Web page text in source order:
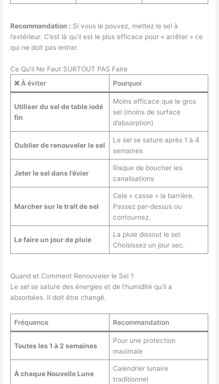
Recommandation : Si vous le pouvez, mettez le sel à
l’extérieur. C’est là qu’il est le plus efficace pour « arrêter » ce
qui ne doit pas entrer.
Ce Qu’il Ne Faut SURTOUT PAS Faire
❌ À éviter
Pourquoi
Utiliser du sel de table iodé
fin
Moins efficace que le gros
sel (moins de surface
d’absorption)
Oublier de renouveler le sel
Le sel se sature après 1 à 4
semaines
Jeter le sel dans l’évier
Risque de boucher les
canalisations
Marcher sur le trait de sel
Cela « casse » la barrière.
Passez par-dessus ou
contournez.
Le faire un jour de pluie
La pluie dissout le sel.
Choisissez un jour sec.
Quand et Comment Renouveler le Sel ?
Le sel se sature des énergies et de l’humidité qu’il a
absorbées. Il doit être changé.
Fréquence Recommandation
Toutes les 1 à 2 semaines
Pour une protection
maximale
À chaque Nouvelle Lune
Calendrier lunaire
traditionnel